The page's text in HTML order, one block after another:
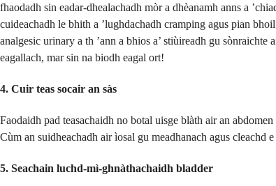
fhaodadh sin eadar-dhealachadh mòr a dhèanamh anns a
cuideachadh le bhith a ’lughdachadh cramping agus pian
analgesic urinary a th ’ann a bhios a’ stiùireadh gu
eagallach, mar sin na biodh eagal ort!
4. Cuir teas socair an sàs
Faodaidh pad teasachaidh no botal uisge blàth air an
Cùm an suidheachadh air ìosal gu meadhanach agus cleachd
5. Seachain luchd-mì-ghnàthachaidh bladder